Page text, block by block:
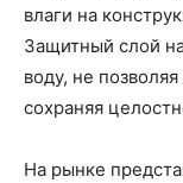
влаги на
Защитный слой
воду, не
сохраняя
На рынке